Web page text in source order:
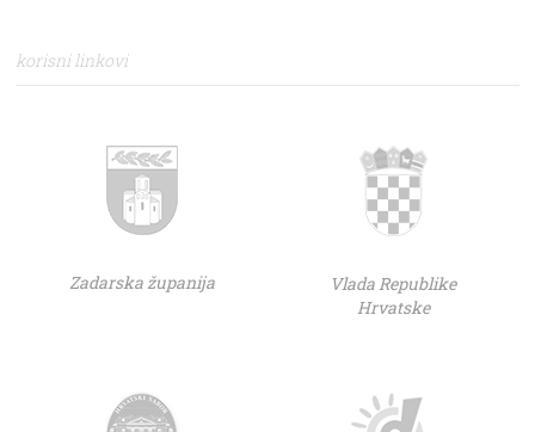
korisni linkovi
Zadarska županija
Vlada Republike
Hrvatske